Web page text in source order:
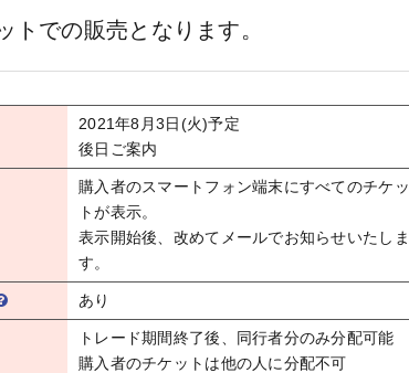
での販売となります。
2021年8月3日(火)予定
後日ご案内
購入者のスマートフォン端末にすべてのチケッ
トが表示。
表示開始後、改めてメールでお知らせいたしま
す。
あり
トレード期間終了後、同行者分のみ分配可能
購入者のチケットは他の人に分配不可